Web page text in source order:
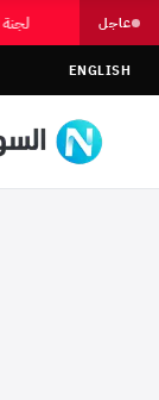
عاجل
ENGLISH